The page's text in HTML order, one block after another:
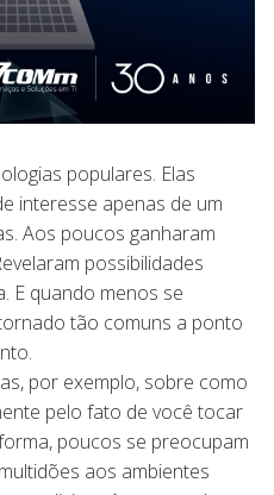
populares. Elas
interesse apenas de um
Aos poucos ganharam
possibilidades
E quando menos se
tão comuns a ponto
por exemplo, sobre como
pelo fato de você tocar
poucos se preocupam
aos ambientes